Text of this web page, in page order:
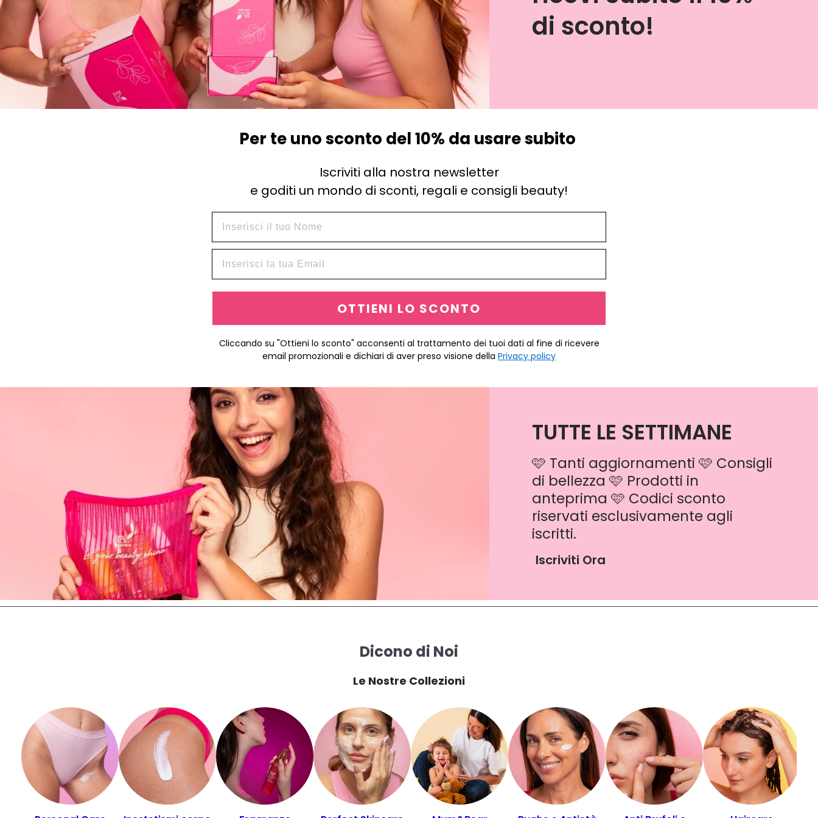
di sconto!
Per te uno sconto del 10% da usare subito
Iscriviti alla nostra newsletter
e goditi un mondo di sconti, regali e consigli beauty!
OTTIENI LO SCONTO
Cliccando su "Ottieni lo sconto" acconsenti al trattamento dei tuoi dati al fine di ricevere
email promozionali e dichiari di aver preso visione della Privacy policy
TUTTE LE SETTIMANE
🩷 Tanti aggiornamenti 🩷 Consigli
di bellezza 🩷 Prodotti in
anteprima 🩷 Codici sconto
riservati esclusivamente agli
iscritti.
Iscriviti Ora
Dicono di Noi
Le Nostre Collezioni